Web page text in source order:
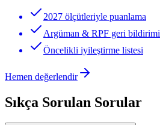
2027 ölçütleriyle puanlama
Argüman & RPF geri bildirimi
Öncelikli iyileştirme listesi
Hemen değerlendir
Sıkça Sorulan Sorular